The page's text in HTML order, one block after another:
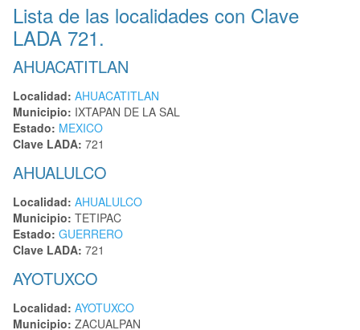
Lista de las localidades con Clave
LADA 721.
AHUACATITLAN
Localidad: AHUACATITLAN
Municipio: IXTAPAN DE LA SAL
Estado: MEXICO
Clave LADA: 721
AHUALULCO
Localidad: AHUALULCO
Municipio: TETIPAC
Estado: GUERRERO
Clave LADA: 721
AYOTUXCO
Localidad: AYOTUXCO
Municipio: ZACUALPAN